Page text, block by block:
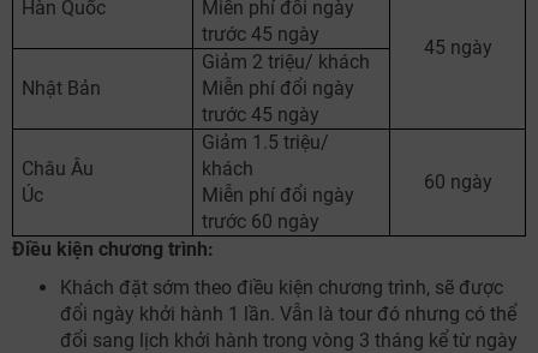
Hàn Quốc
Miễn phí đổi ngày
trước 45 ngày
45 ngày
Nhật Bản
Giảm 2 triệu/ khách
Miễn phí đổi ngày
trước 45 ngày
Châu Âu
Úc
Giảm 1.5 triệu/
khách
Miễn phí đổi ngày
trước 60 ngày
60 ngày
Điều kiện chương trình:
Khách đặt sớm theo điều kiện chương trình, sẽ được
đổi ngày khởi hành 1 lần. Vẫn là tour đó nhưng có thể
đổi sang lịch khởi hành trong vòng 3 tháng kể từ ngày